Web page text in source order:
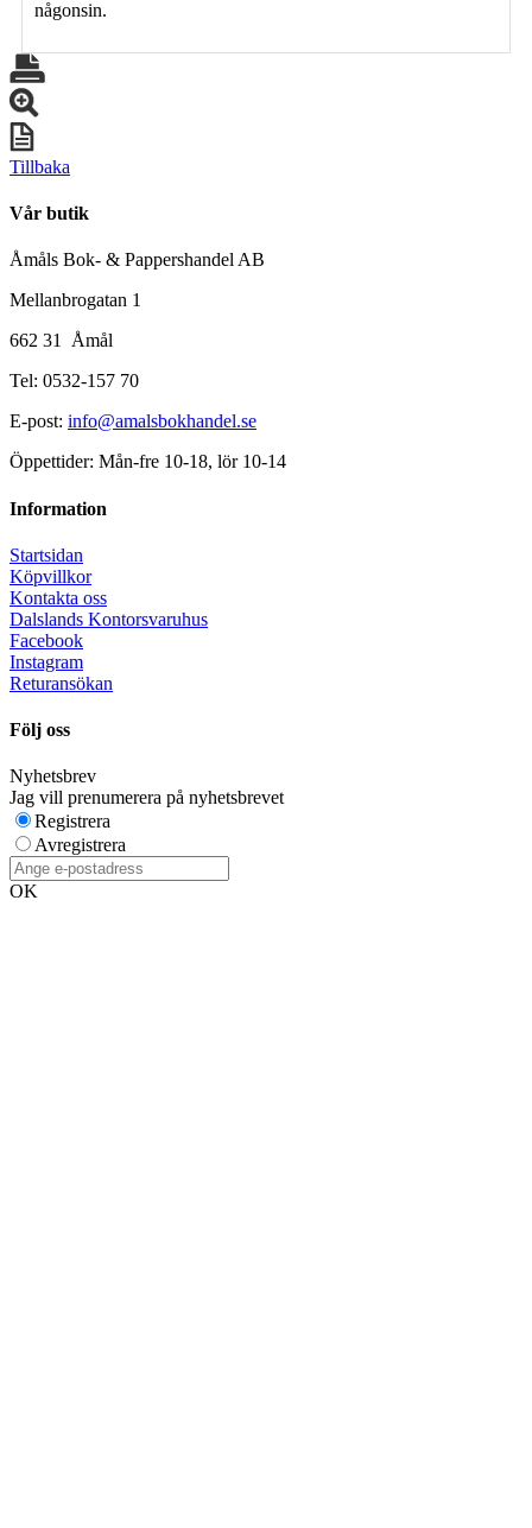
någonsin.
Tillbaka
Vår butik
Åmåls Bok- & Pappershandel AB
Mellanbrogatan 1
662 31 Åmål
Tel: 0532-157 70
E-post: info@amalsbokhandel.se
Öppettider: Mån-fre 10-18, lör 10-14
Information
Startsidan
Köpvillkor
Kontakta oss
Dalslands Kontorsvaruhus
Facebook
Instagram
Returansökan
Följ oss
Nyhetsbrev
Jag vill prenumerera på nyhetsbrevet
Registrera
Avregistrera
OK